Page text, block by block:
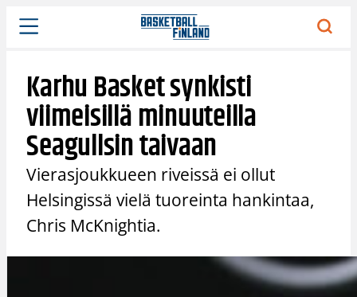
Siirry
sisältöön
Karhu Basket synkisti
viimeisillä minuuteilla
Seagullsin taivaan
Vierasjoukkueen riveissä ei ollut
Helsingissä vielä tuoreinta hankintaa,
Chris McKnightia.